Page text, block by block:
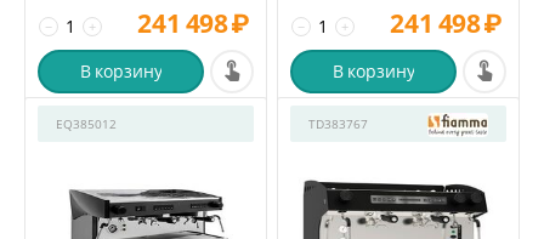
+
− 241 498₽
В корзину
+
− 241 498₽
В корзину
EQ385012 TD383767